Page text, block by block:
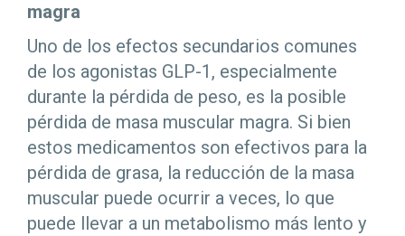
magra
Uno de los efectos secundarios comunes
de los agonistas GLP-1, especialmente
durante la pérdida de peso, es la posible
pérdida de masa muscular magra. Si bien
estos medicamentos son efectivos para la
pérdida de grasa, la reducción de la masa
muscular puede ocurrir a veces, lo que
puede llevar a un metabolismo más lento y